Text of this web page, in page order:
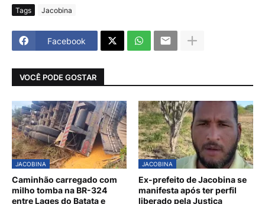
Tags Jacobina
Facebook
VOCÊ PODE GOSTAR
JACOBINA
Caminhão carregado com
milho tomba na BR-324
entre Lages do Batata e
JACOBINA
Ex-prefeito de Jacobina se
manifesta após ter perfil
liberado pela Justiça